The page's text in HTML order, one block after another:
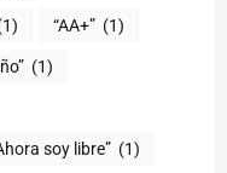
“AA+” (1)
(1)
soy libre” (1)